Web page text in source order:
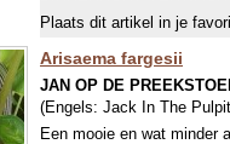
Plaats dit artikel in je
Arisaema fargesii
JAN OP DE
(Engels: Jack In The
Een mooie en wat minder